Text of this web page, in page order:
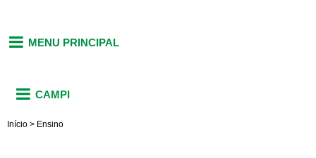
MENU PRINCIPAL
CAMPI
Início > Ensino